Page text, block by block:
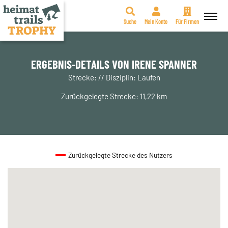
Zum
Suche Mein Konto Für Firmen
ERGEBNIS-DETAILS VON IRENE SPANNER
Strecke: // Disziplin: Laufen
Zurückgelegte Strecke: 11,22 km
Zurückgelegte Strecke des Nutzers